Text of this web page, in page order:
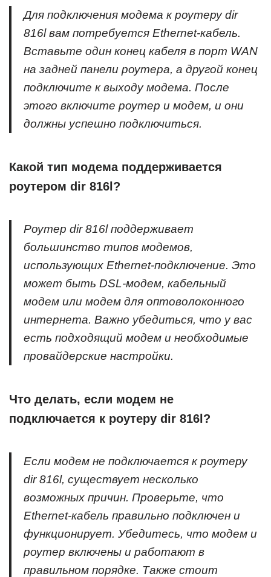
Для подключения модема к роутеру dir
816l вам потребуется Ethernet-кабель.
Вставьте один конец кабеля в порт WAN
на задней панели роутера, а другой конец
подключите к выходу модема. После
этого включите роутер и модем, и они
должны успешно подключиться.
Какой тип модема поддерживается
роутером dir 816l?
Роутер dir 816l поддерживает
большинство типов модемов,
использующих Ethernet-подключение. Это
может быть DSL-модем, кабельный
модем или модем для оптоволоконного
интернета. Важно убедиться, что у вас
есть подходящий модем и необходимые
провайдерские настройки.
Что делать, если модем не
подключается к роутеру dir 816l?
Если модем не подключается к роутеру
dir 816l, существует несколько
возможных причин. Проверьте, что
Ethernet-кабель правильно подключен и
функционирует. Убедитесь, что модем и
роутер включены и работают в
правильном порядке. Также стоит